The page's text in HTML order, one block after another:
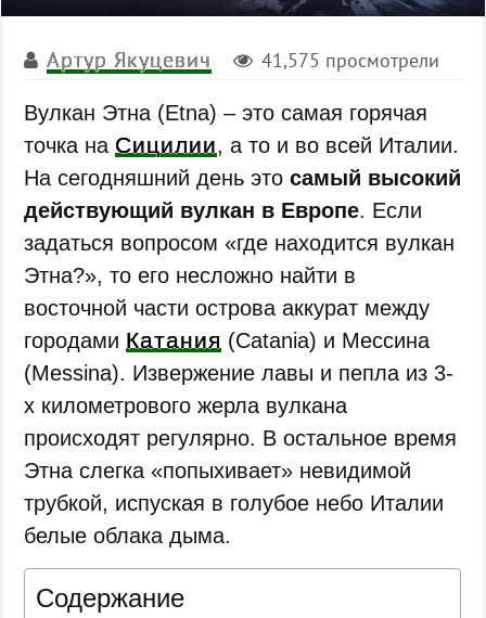
Артур Якуцевич 41,575 просмотрели
Вулкан Этна (Etna) – это самая горячая
точка на Сицилии, а то и во всей Италии.
На сегодняшний день этосамый высокий
действующий вулкан в Европе. Если
задаться вопросом «где находится вулкан
Этна?», то его несложно найти в
восточной части острова аккурат между
городами Катания (Catania) и Мессина
(Messina). Извержение лавы и пепла из 3-
х километрового жерла вулкана
происходят регулярно. В остальное время
Этна слегка «попыхивает» невидимой
трубкой, испуская в голубое небо Италии
белые облака дыма.
Содержание